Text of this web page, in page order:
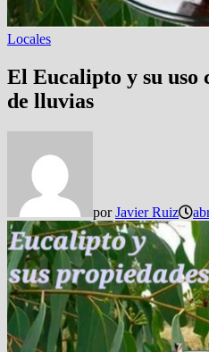
Locales
El Eucalipto y su uso
de lluvias
porJavier Ruiz